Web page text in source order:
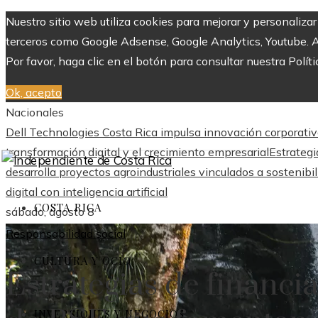
Nuestro sitio web utiliza cookies para mejorar y
terceros como Google Adsense, Google Analytics,
Por favor, haga clic en el botón para consultar nuestra
Ok, acepto
Nacionales
Dell Technologies Costa Rica impulsa innovación
transformación digital y el crecimiento empresarial
desarrolla proyectos agroindustriales vinculados a
digital con inteligencia artificial
sábado, agosto 8
COSTA RICA
CULTURA Y OCIO
INVERSIONES Y NEGOCIOS
Responsabilidad social
Estrategias de